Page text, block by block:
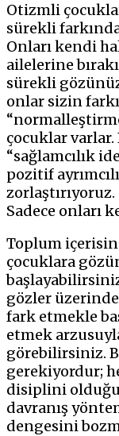
Otizmli
sürekli farkında
Onları kendi
ailelerine
sürekli
onlar sizin
çocuklar
“sağlamcılık
pozitif
Sadece onları
Toplum
çocuklara
gözler
fark etmekle
etmek
görebilirsiniz.
gerekiyordur;
disiplini
davranış
dengesini